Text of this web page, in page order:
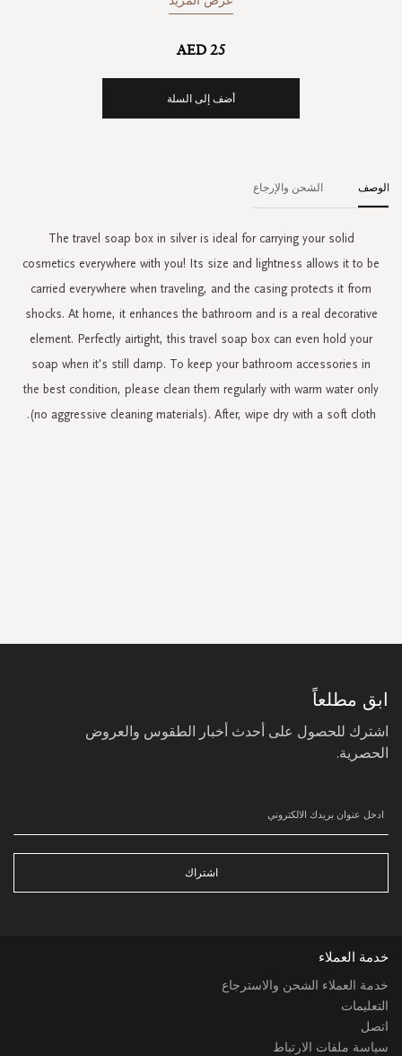
AED 25
أضف إلى السلة
الوصف
The travel soap box in silver is ideal for carrying your solid
cosmetics everywhere with you! Its size and lightness allows it to be
carried everywhere when traveling, and the casing protects it from
shocks. At home, it enhances the bathroom and is a real decorative
element. Perfectly airtight, this travel soap box can even hold your
soap when it's still damp. To keep your bathroom accessories in
the best condition, please clean them regularly with warm water only
(no aggressive cleaning materials). After, wipe dry with a soft cloth.
الشحن والإرجاع
ابق مطلعاً
اشترك للحصول على أحدث أخبار الطقوس والعروض
الحصرية.
اشتراك
خدمة العملاء
خدمة العملاء الشحن والاسترجاع
التعليمات
اتصل
سياسة ملفات الارتباط